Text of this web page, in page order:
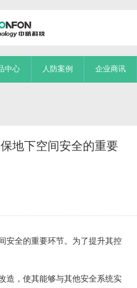
中心 人防案例 企业商讯
地下空间安全的重要
安全的重要环节。为了提升其控
造，使其能够与其他安全系统实